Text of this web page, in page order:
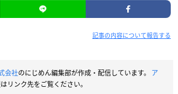
記事の内容について報告する
会社のにじめん編集部が作成・配信しています。 ア
リンク先をご覧ください。